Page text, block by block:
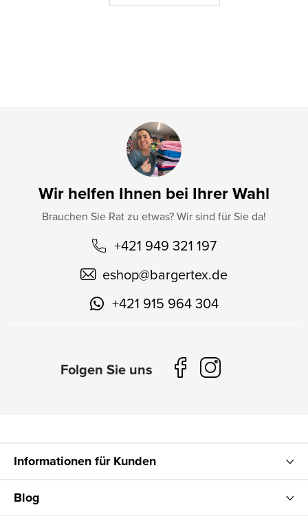
Wir helfen Ihnen bei Ihrer Wahl
Brauchen Sie Rat zu etwas? Wir sind für Sie da!
+421 949 321 197
eshop@bargertex.de
+421 915 964 304
Informationen für Kunden
Blog